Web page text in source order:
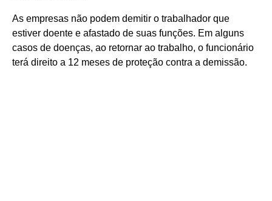
As empresas não podem demitir o trabalhador que
estiver doente e afastado de suas funções. Em alguns
casos de doenças, ao retornar ao trabalho, o funcionário
terá direito a 12 meses de proteção contra a demissão.